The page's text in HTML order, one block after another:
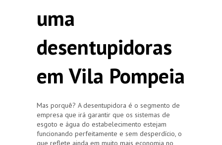
uma
desentupidoras
em Vila Pompeia
Mas porquê? A desentupidora é o segmento de
empresa que irá garantir que os sistemas de
esgoto e água do estabelecimento estejam
funcionando perfeitamente e sem desperdício, o
que reflete ainda em muito mais economia no